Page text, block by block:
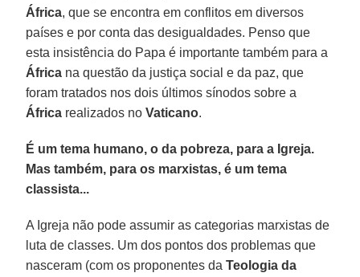
África, que se encontra em conflitos em diversos
países e por conta das desigualdades. Penso que
esta insistência do Papa é importante também para a
África na questão da justiça social e da paz, que
foram tratados nos dois últimos sínodos sobre a
África realizados noVaticano.
É um tema humano, o da pobreza, para a Igreja.
Mas também, para os marxistas, é um tema
classista...
A Igreja não pode assumir as categorias marxistas de
luta de classes. Um dos pontos dos problemas que
nasceram (com os proponentes daTeologia da